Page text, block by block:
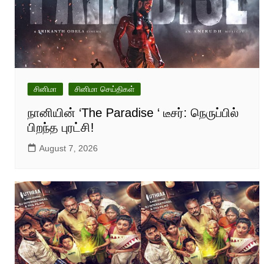
சினிமா சினிமா செய்திகள்
நானியின் ‘The Paradise ‘ டீசர்: நெருப்பில்
பிறந்த புரட்சி!
August 7, 2026